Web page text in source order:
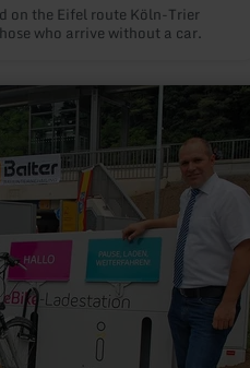
on the Eifel route Köln-Trier
who arrive without a car.